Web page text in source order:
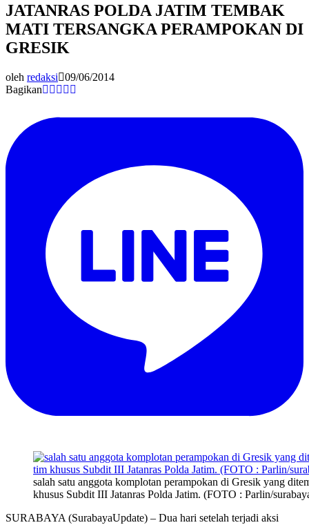
JATANRAS POLDA JATIM TEMBAK
MATI TERSANGKA PERAMPOKAN DI
GRESIK
oleh redaksi
09/06/2014
Bagikan
salah satu anggota komplotan perampokan di Gresik yang
khusus Subdit III Jatanras Polda Jatim. (FOTO : Parlin/
SURABAYA (SurabayaUpdate) – Dua hari setelah terjadi aksi